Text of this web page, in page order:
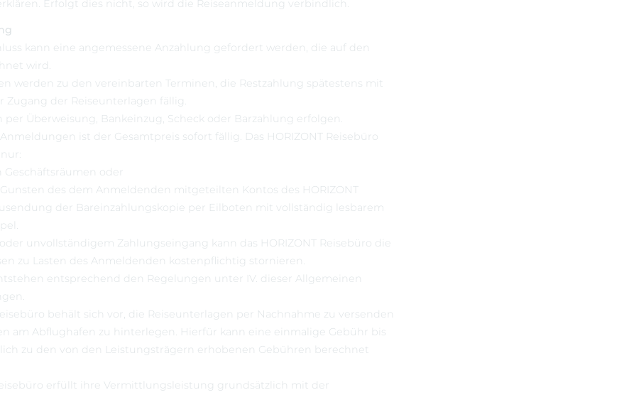
Erfolgt dies nicht, so wird die Reiseanmeldung verbindlich.
kann eine angemessene Anzahlung gefordert werden, die auf den
wird.
werden zu den vereinbarten Terminen, die Restzahlung spätestens mit
Zugang der Reiseunterlagen fällig.
per Überweisung, Bankeinzug, Scheck oder Barzahlung erfolgen.
ist der Gesamtpreis sofort fällig. Das HORIZONT Reisebüro
Geschäftsräumen oder
Gunsten des dem Anmeldenden mitgeteilten Kontos des HORIZONT
der Bareinzahlungskopie per Eilboten mit vollständig lesbarem
unvollständigem Zahlungseingang kann das HORIZONT Reisebüro die
zu Lasten des Anmeldenden kostenpflichtig stornieren.
entsprechend den Regelungen unter IV. dieser Allgemeinen
behält sich vor, die Reiseunterlagen per Nachnahme zu versenden
am Abflughafen zu hinterlegen. Hierfür kann eine einmalige Gebühr bis
zu den von den Leistungsträgern erhobenen Gebühren berechnet
erfüllt ihre Vermittlungsleistung grundsätzlich mit der